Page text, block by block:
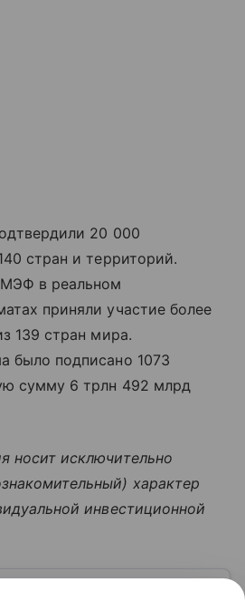
20 000
стран и территорий.
в реальном
приняли участие более
139 стран мира.
было подписано 1073
сумму 6 трлн 492 млрд
носит исключительно
характер
инвестиционной